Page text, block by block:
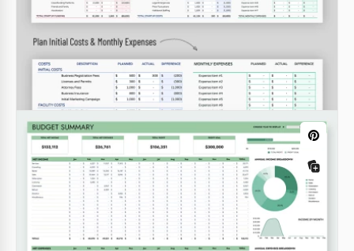
Planificador de presupuesto quincenal
imprimible
¡Descubre nuestra Plantilla imprimible de
Sheets y Excel! ¡Esta hoja de cálculo editable es
perfecta para las personas que reciben un pago
bisemanal.
Google Sheets